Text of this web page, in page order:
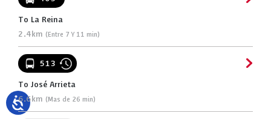
To La Reina
2.4km (Entre 7 Y 11 min)
513
To José Arrieta
6.6km (Mas de 26 min)